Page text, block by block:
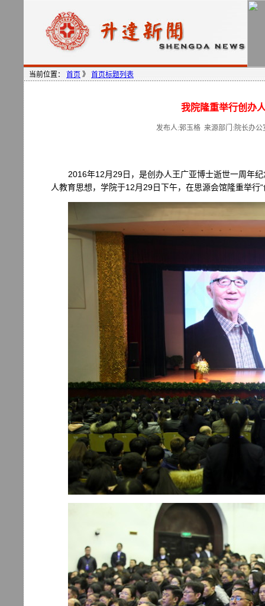
当前位置： 首页 》 首页标题列表
我院隆重举行创办
发布人:郭玉格 来源部门:院长办
2016年12月29日，是创办人王广亚博士逝世一周年
人教育思想，学院于12月29日下午，在思源会馆隆重举